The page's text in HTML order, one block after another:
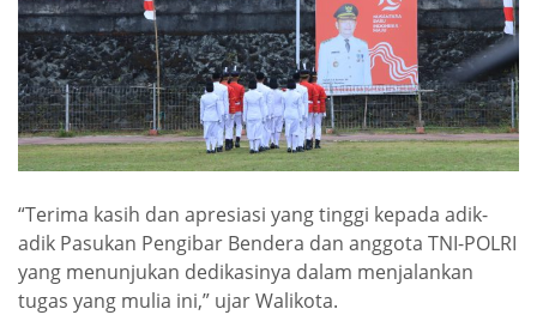
“Terima kasih dan apresiasi yang tinggi kepada adik-
adik Pasukan Pengibar Bendera dan anggota TNI-POLRI
yang menunjukan dedikasinya dalam menjalankan
tugas yang mulia ini,” ujar Walikota.